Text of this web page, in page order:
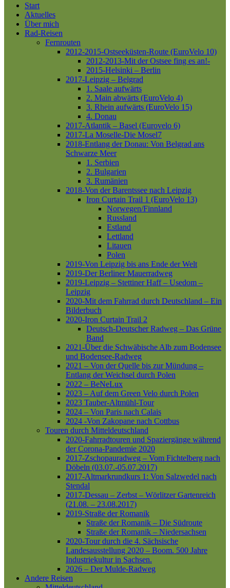
Close
Menu
Start
Aktuelles
Über mich
Rad-Reisen
Fernrouten
2012-2015-Ostseeküsten-Route (EuroVelo 10)
2012-2013-Mit der Ostsee fing es an!-
2015-Helsinki – Berlin
2017-Leipzig – Belgrad
1. Saale aufwärts
2. Main abwärts (EuroVelo 4)
3. Rhein aufwärts (EuroVelo 15)
4. Donau
2017-Atlantik – Basel (Eurovelo 6)
2017-La Moselle-Die Mosel7
2018-Entlang der Donau: Von Belgrad ans
Schwarze Meer
1. Serbien
2. Bulgarien
3. Rumänien
2018-Von der Barentssee nach Leipzig
Iron Curtain Trail 1 (EuroVelo 13)
Norwegen/Finnland
Russland
Estland
Lettland
Litauen
Polen
2019-Von Leipzig bis ans Ende der Welt
2019-Der Berliner Mauerradweg
2019-Leipzig – Stettiner Haff – Usedom –
Leipzig
2020-Mit dem Fahrrad durch Deutschland – Ein
Bilderbuch
2020-Iron Curtain Trail 2
Deutsch-Deutscher Radweg – Das Grüne
Band
2021-Über die Schwäbische Alb zum Bodensee
und Bodensee-Radweg
2021 – Von der Quelle bis zur Mündung –
Entlang der Weichsel durch Polen
2022 – BeNeLux
2023 – Auf dem Green Velo durch Polen
2023 Tauber-Altmühl-Tour
2024 – Von Paris nach Calais
2024 -Von Zakopane nach Cottbus
Touren durch Mitteldeutschland
2020-Fahrradtouren und Spaziergänge während
der Corona-Pandemie 2020
2017-Zschopauradweg – Vom Fichtelberg nach
Döbeln (03.07.-05.07.2017)
2017-Altmarkrundkurs 1: Von Salzwedel nach
Stendal
2017-Dessau – Zerbst – Wörlitzer Gartenreich
(21.08. – 23.08.2017)
2019-Straße der Romanik
Straße der Romanik – Die Südroute
Straße der Romanik – Niedersachsen
2020-Tour durch die 4. Sächsische
Landesausstellung 2020 – Boom. 500 Jahre
Industriekultur in Sachsen.
2026 – Der Mulde-Radweg
Andere Reisen